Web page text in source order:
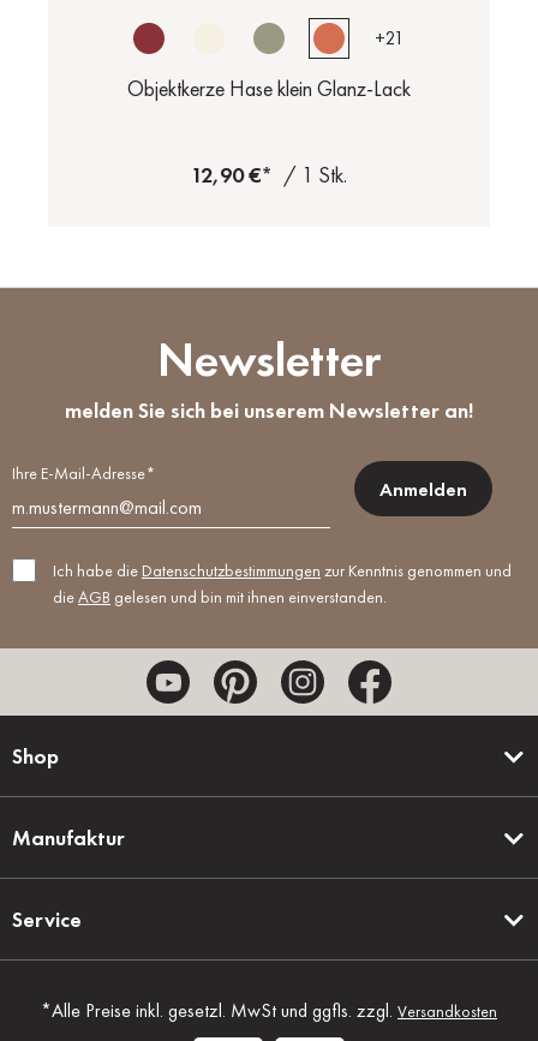
+21
Objektkerze Hase klein Glanz-Lack
12,90 €* / 1 Stk.
Newsletter
melden Sie sich bei unserem Newsletter an!
Ihre E-Mail-Adresse*
Anmelden
Ich habe die Datenschutzbestimmungen zur Kenntnis genommen und
dieAGB gelesen und bin mit ihnen einverstanden.
Shop
Manufaktur
Service
*Alle Preise inkl. gesetzl. MwSt und ggfls. zzgl. Versandkosten